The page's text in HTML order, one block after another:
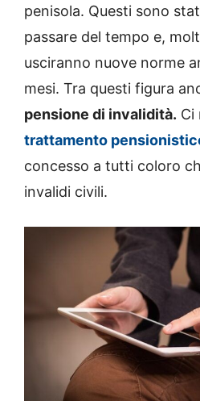
penisola. Questi sono
passare del tempo e,
usciranno nuove norme
mesi. Tra questi figura
pensione di invalidità. Ci
trattamento
concesso a tutti coloro
invalidi civili.